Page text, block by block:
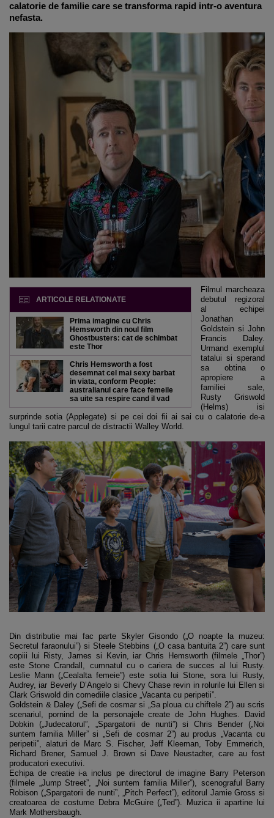
calatorie de familie care se transforma rapid intr-o aventura
nefasta.
ARTICOLE RELATIONATE
Prima imagine cu Chris
Hemsworth din noul film
Ghostbusters: cat de schimbat
este Thor
Chris Hemsworth a fost
desemnat cel mai sexy barbat
in viata, conform People:
australianul care face femeile
sa uite sa respire cand il vad
Filmul marcheaza
debutul regizoral
al echipei
Jonathan
Goldstein si John
Francis Daley.
Urmand exemplul
tatalui si sperand
sa obtina o
apropiere a
familiei sale,
Rusty Griswold
(Helms) isi
surprinde sotia (Applegate) si pe cei doi fii ai sai cu o calatorie de-a
lungul tarii catre parcul de distractii Walley World.
Din distributie mai fac parte Skyler Gisondo („O noapte la muzeu:
Secretul faraonului”) si Steele Stebbins („O casa bantuita 2”) care sunt
copiii lui Risty, James si Kevin, iar Chris Hemsworth (filmele „Thor”)
este Stone Crandall, cumnatul cu o cariera de succes al lui Rusty.
Leslie Mann („Cealalta femeie”) este sotia lui Stone, sora lui Rusty,
Audrey, iar Beverly D’Angelo si Chevy Chase revin in rolurile lui Ellen si
Clark Griswold din comediile clasice „Vacanta cu peripetii”.
Goldstein & Daley („Sefi de cosmar si „Sa ploua cu chiftele 2”) au scris
scenariul, pornind de la personajele create de John Hughes. David
Dobkin („Judecatorul”, „Spargatorii de nunti”) si Chris Bender („Noi
suntem familia Miller” si „Sefi de cosmar 2”) au produs „Vacanta cu
peripetii”, alaturi de Marc S. Fischer, Jeff Kleeman, Toby Emmerich,
Richard Brener, Samuel J. Brown si Dave Neustadter, care au fost
producatori executivi.
Echipa de creatie i-a inclus pe directorul de imagine Barry Peterson
(filmele „Jump Street”, „Noi suntem familia Miller”), scenograful Barry
Robison („Spargatorii de nunti”, „Pitch Perfect”), editorul Jamie Gross si
creatoarea de costume Debra McGuire („Ted”). Muzica ii apartine lui
Mark Mothersbaugh.